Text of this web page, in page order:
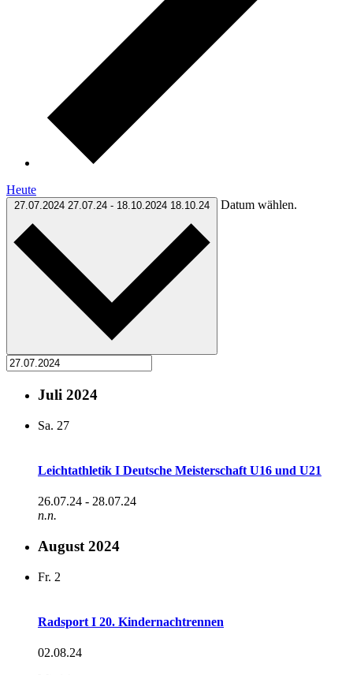
Heute
27.07.2024 27.07.24 - 18.10.2024 18.10.24 Datum wählen.
Juli 2024
Sa. 27
Leichtathletik I Deutsche Meisterschaft U16 und U21
26.07.24 - 28.07.24
n.n.
August 2024
Fr. 2
Radsport I 20. Kindernachtrennen
02.08.24